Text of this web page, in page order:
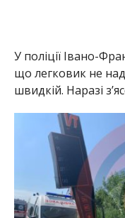
У поліції Івано-
що легковик не
швидкій. Наразі